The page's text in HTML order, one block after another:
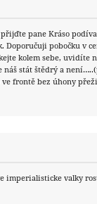
pane Kráso
Doporučuji pobočku v
kolem sebe, uvidíte
náš stát štědrý a
frontě bez úhony
imperialisticke valky